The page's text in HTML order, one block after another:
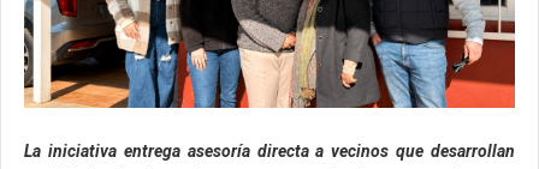
La iniciativa entrega asesoría directa a vecinos que desarrollan